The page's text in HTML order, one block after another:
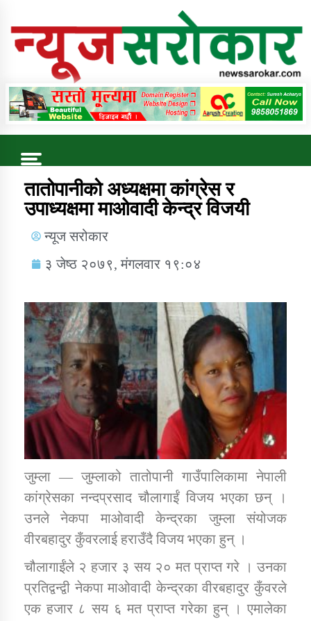
Online News Portal
Trending Now
कुषि बिकास कार्यालय जुम्ला सुचना सन्देश
डिभिजन कार्यालय जुम्लाको सुचना सन्देश
कर्णाली प्रविधि शिक्षालय जुम्लाको सुचना
सामाजिक बिकास कार्यालय जुम्लाकाे सुचना
तातोपानीको अध्यक्षमा कांग्रेस र
उपाध्यक्षमा माओवादी केन्द्र विजयी
न्यूज सरोकार
३ जेष्ठ २०७९, मंगलवार १९:०४
जुम्ला — जुम्लाको तातोपानी गाउँपालिकामा नेपाली
कांग्रेसका नन्दप्रसाद चौलागाईं विजय भएका छन् ।
उनले नेकपा माओवादी केन्द्रका जुम्ला संयोजक
वीरबहादुर कुँवरलाई हराउँदै विजय भएका हुन् ।
चौलागाईंले २ हजार ३ सय २० मत प्राप्त गरे । उनका
प्रतिद्वन्द्वी नेकपा माओवादी केन्द्रका वीरबहादुर कुँवरले
एक हजार ८ सय ६ मत प्राप्त गरेका हुन् । एमालेका